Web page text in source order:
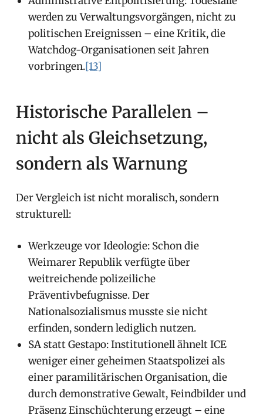
werden zu Verwaltungsvorgängen, nicht zu
politischen Ereignissen – eine Kritik, die
Watchdog-Organisationen seit Jahren
vorbringen.[13]
Historische Parallelen –
nicht als Gleichsetzung,
sondern als Warnung
Der Vergleich ist nicht moralisch, sondern
strukturell:
Werkzeuge vor Ideologie: Schon die
Weimarer Republik verfügte über
weitreichende polizeiliche
Präventivbefugnisse. Der
Nationalsozialismus musste sie nicht
erfinden, sondern lediglich nutzen.
SA statt Gestapo: Institutionell ähnelt ICE
weniger einer geheimen Staatspolizei als
einer paramilitärischen Organisation, die
durch demonstrative Gewalt, Feindbilder und
Präsenz Einschüchterung erzeugt – eine